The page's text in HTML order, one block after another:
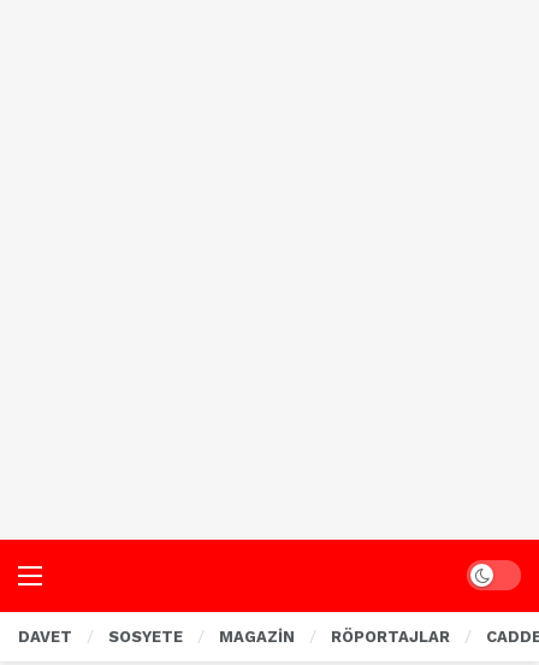
Dark
DAVET SOSYETE MAGAZİN RÖPORTAJLAR